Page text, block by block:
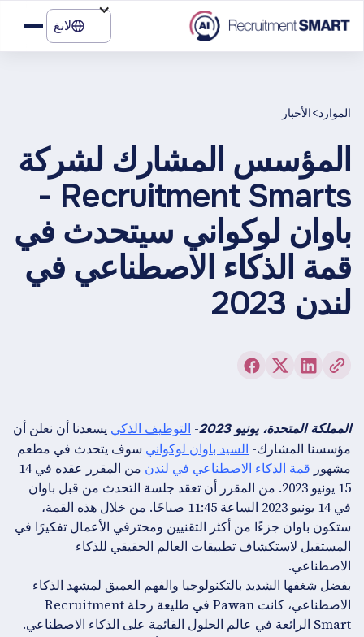
لانغ
الموارد>الأخبار
المؤسس المشارك لشركة
Recruitment Smarts -
باوان لوكواني سيتحدث في
قمة الذكاء الاصطناعي في
لندن 2023
المملكة المتحدة، يونيو 2023 -التوظيف الذكييسعدنا أن نعلن أن
مؤسسنا المشارك-السيد باوان لوكوانيسوف يتحدث في مطعم
مشهورقمة الذكاء الاصطناعي في لندن
من المقرر عقده في 14
15 يونيو 2023. من المقرر أن تعقد جلسة التحدث من قبل باوان
في 14 يونيو 2023 الساعة 11:45 صباحًا. من خلال هذه القمة،
ستكون باوان جزءًا من أكثر التقنيين ومحترفي الأعمال تفكيرًا في
المستقبل لاستكشاف تطبيقات العالم الحقيقي للذكاء
الاصطناعي.
بفضل شغفها الشديد بالتكنولوجيا والفهم العميق لمشهد الذكاء
الاصطناعي، كانت Pawan في طليعة رحلة Recruitment
Smart الرائعة في عالم الحلول القائمة على الذكاء الاصطناعي.